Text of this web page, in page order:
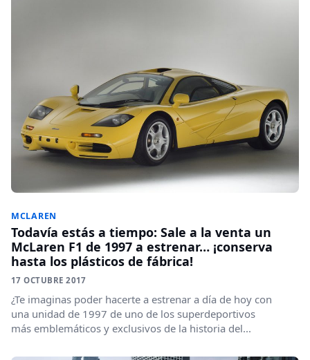
MCLAREN
Todavía estás a tiempo: Sale a la venta un
McLaren F1 de 1997 a estrenar… ¡conserva
hasta los plásticos de fábrica!
17 OCTUBRE 2017
¿Te imaginas poder hacerte a estrenar a día de hoy con
una unidad de 1997 de uno de los superdeportivos
más emblemáticos y exclusivos de la historia del...